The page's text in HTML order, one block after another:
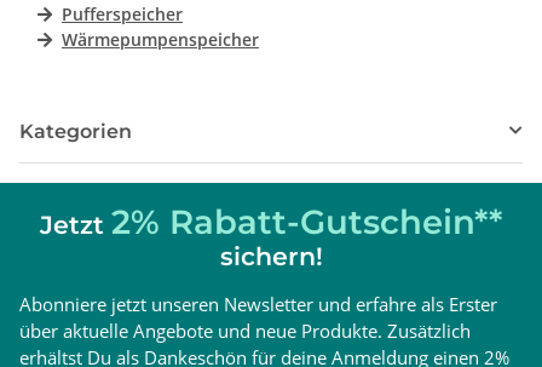
Pufferspeicher
Wärmepumpenspeicher
Kategorien
Jetzt 2% Rabatt-Gutschein**
sichern!
Abonniere jetzt unseren Newsletter und erfahre als Erster
über aktuelle Angebote und neue Produkte. Zusätzlich
erhältst Du als Dankeschön für deine Anmeldung einen 2%